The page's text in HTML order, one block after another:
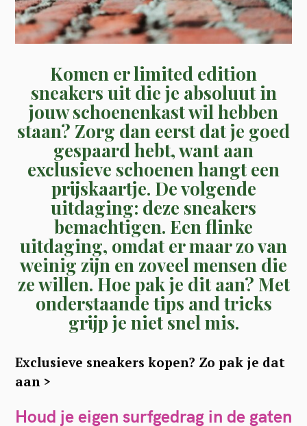
Komen er limited edition
sneakers uit die je absoluut in
jouw schoenenkast wil hebben
staan? Zorg dan eerst dat je goed
gespaard hebt, want aan
exclusieve schoenen hangt een
prijskaartje. De volgende
uitdaging: deze sneakers
bemachtigen. Een flinke
uitdaging, omdat er maar zo van
weinig zijn en zoveel mensen die
ze willen. Hoe pak je dit aan? Met
onderstaande tips and tricks
grijp je niet snel mis.
Exclusieve sneakers kopen? Zo pak je dat
aan >
Houd je eigen surfgedrag in de gaten